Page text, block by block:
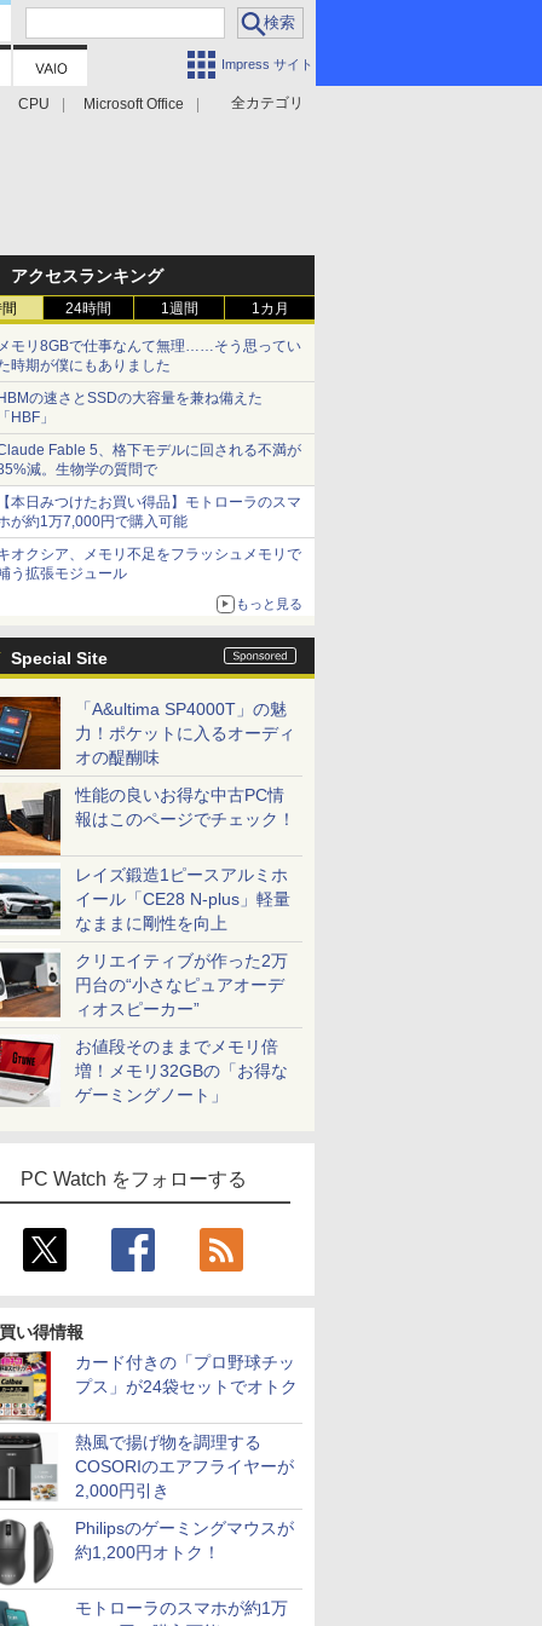
Impress サイト
全カテゴリ
CPU Microsoft Office
アクセスランキング
24時間 1週間 1カ月
モリ8GBで仕事なんて無理……そう思ってい
時期が僕にもありました
の速さとSSDの大容量を兼ね備えた
HBF」
Fable 5、格下モデルに回される不満が
減。生物学の質問で
本日みつけたお買い得品】モトローラのスマ
が約1万7,000円で購入可能
オクシア、メモリ不足をフラッシュメモリで
う拡張モジュール
もっと見る
Special Site
「A&ultima SP4000T」の魅
力！ポケットに入るオーディ
オの醍醐味
性能の良いお得な中古PC情
報はこのページでチェック！
レイズ鍛造1ピースアルミホ
イール「CE28 N-plus」軽量
なままに剛性を向上
クリエイティブが作った2万
円台の“小さなピュアオーデ
ィオスピーカー”
お値段そのままでメモリ倍
増！メモリ32GBの「お得な
ゲーミングノート」
PC Watch をフォローする
い得情報
カード付きの「プロ野球チッ
プス」が24袋セットでオトク
熱風で揚げ物を調理する
COSORIのエアフライヤーが
2,000円引き
Philipsのゲーミングマウスが
約1,200円オトク！
モトローラのスマホが約1万